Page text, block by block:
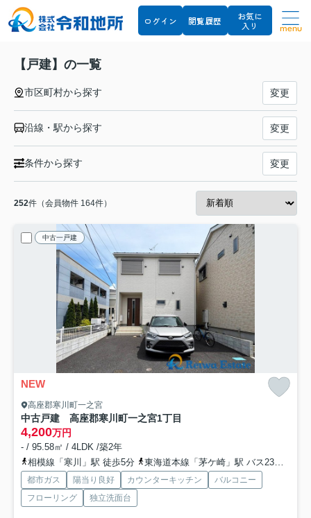
ログイン 閲覧履歴
お気に
入り
menu
【戸建】の一覧
市区町村から探す 変更
沿線・駅から探す 変更
条件から探す 変更
252件（会員物件 164件）
中古一戸建
NEW
高座郡寒川町一之宮
中古戸建 高座郡寒川町一之宮1丁目
4,200万円
- / 95.58㎡ / 4LDK /築2年
相模線「寒川」駅 徒歩5分
東海道本線「茅ケ崎」駅 バス23分 「寒川駅南口」 停歩2分
都市ガス 陽当り良好 カウンターキッチン
バルコニー
フローリング
独立洗面台